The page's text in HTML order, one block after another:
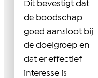
Dit bevestigt dat
de boodschap
goed aansloot bij
de doelgroep en
dat er effectief
interesse is